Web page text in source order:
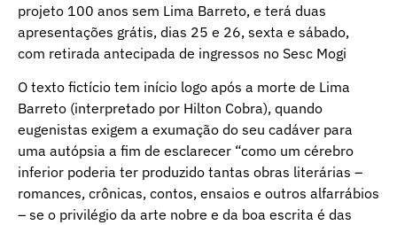
projeto 100 anos sem Lima Barreto, e terá duas
apresentações grátis, dias 25 e 26, sexta e sábado,
com retirada antecipada de ingressos no Sesc Mogi
O texto fictício tem início logo após a morte de Lima
Barreto (interpretado por Hilton Cobra), quando
eugenistas exigem a exumação do seu cadáver para
uma autópsia a fim de esclarecer “como um cérebro
inferior poderia ter produzido tantas obras literárias –
romances, crônicas, contos, ensaios e outros alfarrábios
– se o privilégio da arte nobre e da boa escrita é das